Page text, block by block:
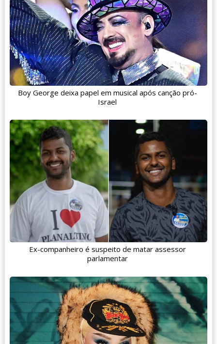
Boy George deixa papel em musical após canção pró-
Israel
Ex-companheiro é suspeito de matar assessor
parlamentar